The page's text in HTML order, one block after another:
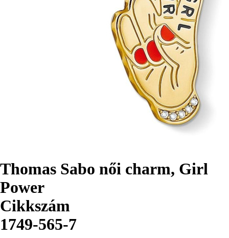
Thomas Sabo női charm, Girl
Power
Cikkszám
1749-565-7